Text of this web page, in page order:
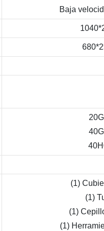
Baja
(1)
(1)
(1)
(1)